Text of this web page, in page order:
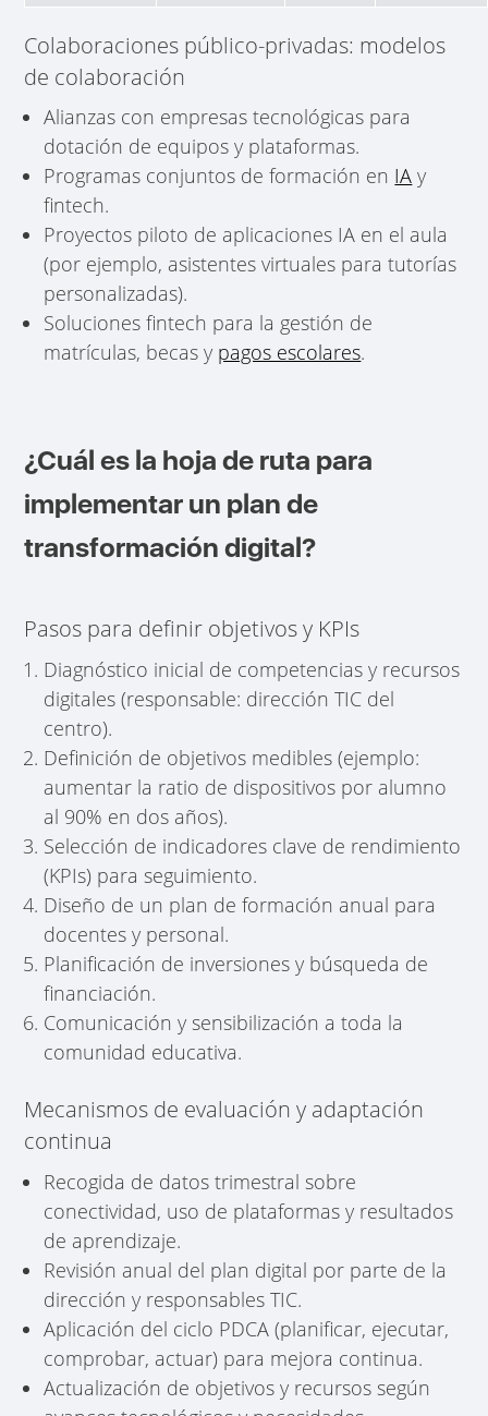
Colaboraciones público-privadas: modelos
de colaboración
Alianzas con empresas tecnológicas para
dotación de equipos y plataformas.
Programas conjuntos de formación en IA y
fintech.
Proyectos piloto de aplicaciones IA en el aula
(por ejemplo, asistentes virtuales para tutorías
personalizadas).
Soluciones fintech para la gestión de
matrículas, becas y pagos escolares.
¿Cuál es la hoja de ruta para
implementar un plan de
transformación digital?
Pasos para definir objetivos y KPIs
Diagnóstico inicial de competencias y recursos
digitales (responsable: dirección TIC del
centro).
Definición de objetivos medibles (ejemplo:
aumentar la ratio de dispositivos por alumno
al 90% en dos años).
Selección de indicadores clave de rendimiento
(KPIs) para seguimiento.
Diseño de un plan de formación anual para
docentes y personal.
Planificación de inversiones y búsqueda de
financiación.
Comunicación y sensibilización a toda la
comunidad educativa.
Mecanismos de evaluación y adaptación
continua
Recogida de datos trimestral sobre
conectividad, uso de plataformas y resultados
de aprendizaje.
Revisión anual del plan digital por parte de la
dirección y responsables TIC.
Aplicación del ciclo PDCA (planificar, ejecutar,
comprobar, actuar) para mejora continua.
Actualización de objetivos y recursos según